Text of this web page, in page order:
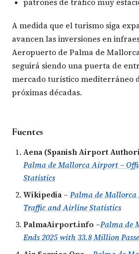
patrones de tráfico muy
A medida que el turismo siga
avancen las inversiones en
Aeropuerto de Palma de
seguirá siendo una puerta de
mercado turístico mediterráneo
próximas décadas.
Fuentes
Aena (Spanish Airport
Palma de Mallorca Airport –
Statistics
Wikipedia–Palma de Mallorca
Traffic and Airline Statistics
PalmaAirport.info –Palma de
Ends 2025 with 33.8 Million